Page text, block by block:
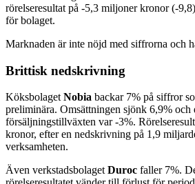
rörelseresultat på -5,3 miljoner kronor (-
för bolaget.
Marknaden är inte nöjd med siffrorna och
Brittisk nedskrivning
Köksbolaget Nobia backar 7% på siffror
preliminära. Omsättningen sjönk 6,9% och
försäljningstillväxten var -3%.
kronor, efter en nedskrivning på 1,9
verksamheten.
Även verkstadsbolaget Duroc faller 7%.